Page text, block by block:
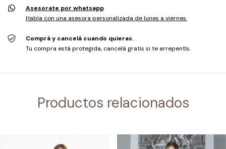
Asesorate por whatsapp
Habla con una asesora personalizada de lunes a viernes.
Comprá y cancelá cuando quieras.
Tu compra está protegida, cancelá gratis si te arrepentís.
Productos relacionados